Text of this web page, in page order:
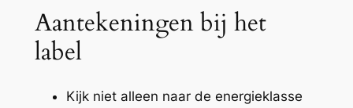
Aantekeningen bij het
label
Kijk niet alleen naar de energieklasse